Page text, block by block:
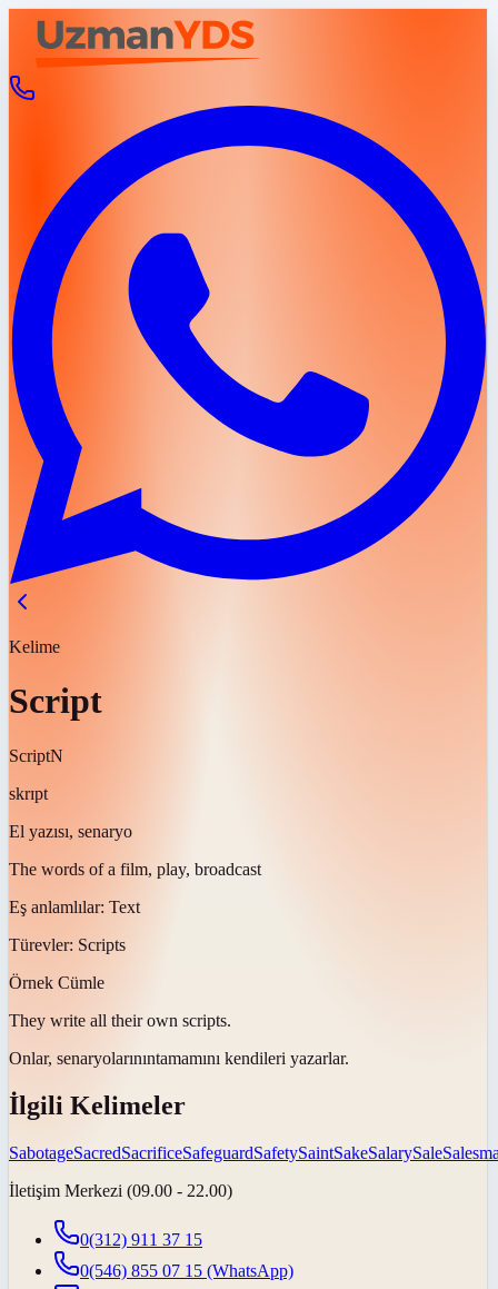
Kelime
Script
ScriptN
skrɪpt
El yazısı, senaryo
The words of a film, play, broadcast
Eş anlamlılar: Text
Türevler: Scripts
Örnek Cümle
They write all their own scripts.
Onlar, senaryolarınıntamamını kendileri yazarlar.
İlgili Kelimeler
SabotageSacredSacrificeSafeguardSafetySaintSakeSalarySale
İletişim Merkezi (09.00 - 22.00)
0(312) 911 37 15
0(546) 855 07 15 (WhatsApp)